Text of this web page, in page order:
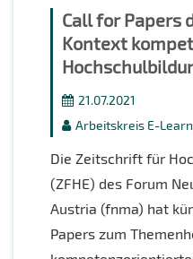
Call for Papers
Kontext
21.07.2021
Arbeitskreis E-
Die Zeitschrift für
(ZFHE) des Forum
Austria (fnma) hat
Papers zum